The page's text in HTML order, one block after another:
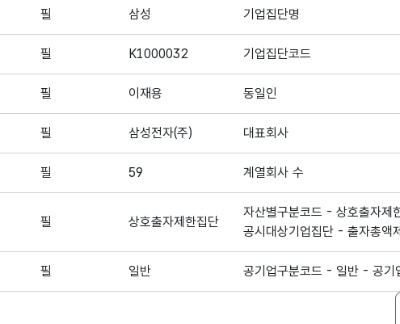
필 삼성 기업집단명
필 K1000032 기업집단코드
필 이재용 동일인
필 삼성전자(주) 대표회사
필 59 계열회사 수
필 상호출자제한집단
자산별구분코드 - 상호출자제
공시대상기업집단 - 출자총액
필 일반 공기업구분코드 - 일반 - 공기